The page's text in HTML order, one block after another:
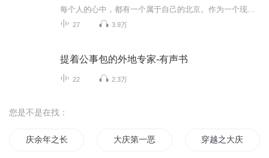
27 3.9万
提着公事包的外地专家-有声书
22 2.3万
您是不是在找：
庆余年之长歌行 大庆第一恶 穿越之大庆帝国